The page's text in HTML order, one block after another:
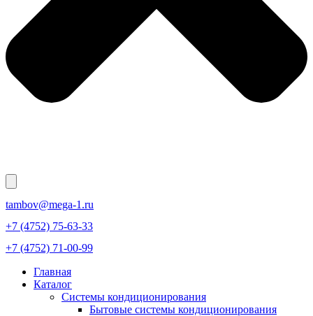
tambov@mega-1.ru
+7 (4752) 75-63-33
+7 (4752) 71-00-99
Главная
Каталог
Системы кондиционирования
Бытовые системы кондиционирования